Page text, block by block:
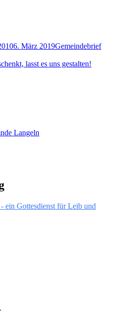
6. März 2019Gemeindebrief
lasst es uns gestalten!
Langeln
ein Gottesdienst für Leib und